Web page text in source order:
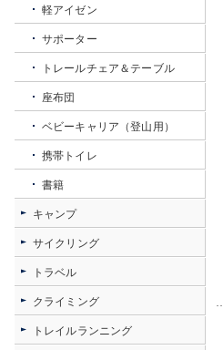
軽アイゼン
サポーター
トレールチェア＆テーブル
座布団
ベビーキャリア（登山用）
携帯トイレ
書籍
キャンプ
サイクリング
トラベル
クライミング
トレイルランニング